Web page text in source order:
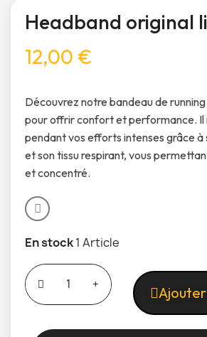
Headband original
12,00 €
Découvrez notre bandeau de
pour offrir confort et performance. Il
pendant vos efforts intenses grâce à
et son tissu respirant, vous
et concentré.
En stock1 Article